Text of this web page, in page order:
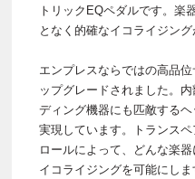
トリックEQペダルです。楽
となく的確なイコライジング
エンプレスならではの高品
ップグレードされました。
ディング機器にも匹敵する
実現しています。トランス
ロールによって、どんな楽
イコライジングを可能にしま